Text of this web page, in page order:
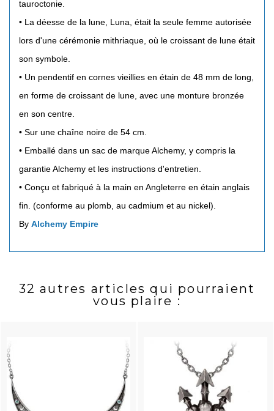
tauroctonie.
• La déesse de la lune, Luna, était la seule femme autorisée
lors d'une cérémonie mithriaque, où le croissant de lune était
son symbole.
• Un pendentif en cornes vieillies en étain de 48 mm de long,
en forme de croissant de lune, avec une monture bronzée
en son centre.
• Sur une chaîne noire de 54 cm.
• Emballé dans un sac de marque Alchemy, y compris la
garantie Alchemy et les instructions d'entretien.
• Conçu et fabriqué à la main en Angleterre en étain anglais
fin. (conforme au plomb, au cadmium et au nickel).
By Alchemy Empire
32 autres articles qui pourraient
vous plaire :